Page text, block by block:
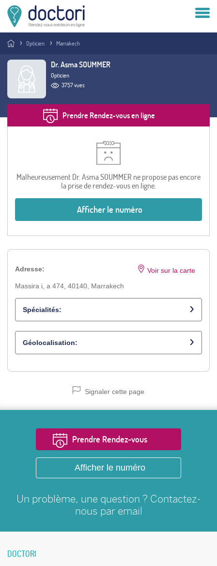
Compte médecin
Opticien Marrakech
Dr. Asma SOUMMER
Opticien
3757 vues
Prendre Rendez-vous en ligne
Malheureusement Dr. Asma SOUMMER ne propose pas encore
la prise de rendez-vous en ligne.
Afficher le numéro
Adresse:
Massira i, a 474, 40140, Marrakech
Voir sur la carte
Spécialités:
Opticien
Géolocalisation:
Signaler cette page
Prendre Rendez-vous
Afficher le numéro
Un problème, une question ? Contactez-
nous par email
DOCTORI